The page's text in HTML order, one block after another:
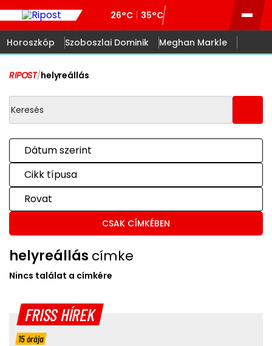
26°C 35°C
Horoszkóp Szoboszlai Dominik Meghan Markle
RIPOST/helyreállás
Dátum szerint
Cikk típusa
Rovat
CSAK CÍMKÉBEN
helyreállás címke
Nincs találat a címkére
FRISS HÍREK
15 órája